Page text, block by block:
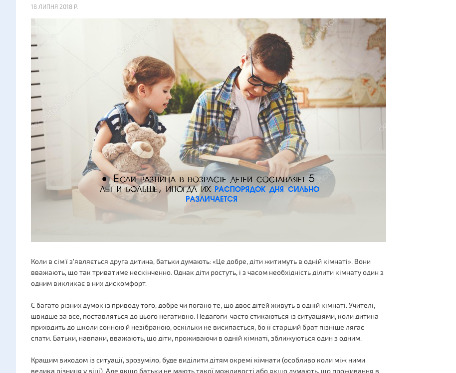
18 ЛИПНЯ 2018 Р.
Коли в сім'ї з'являється друга дитина, батьки думають: «Це добре, діти житимуть в одній кімнаті». Вони
вважають, що так триватиме нескінченно. Однак діти ростуть, і з часом необхідність ділити кімнату один з
одним викликає в них дискомфорт.
Є багато різних думок із приводу того, добре чи погано те, що двоє дітей живуть в одній кімнаті. Учителі,
швидше за все, поставляться до цього негативно. Педагоги часто стикаються із ситуаціями, коли дитина
приходить до школи сонною й незібраною, оскільки не висипається, бо її старший брат пізніше лягає
спати. Батьки, навпаки, вважають, що діти, проживаючи в одній кімнаті, зближуються один з одним.
Кращим виходом із ситуації, зрозуміло, буде виділити дітям окремі кімнати (особливо коли між ними